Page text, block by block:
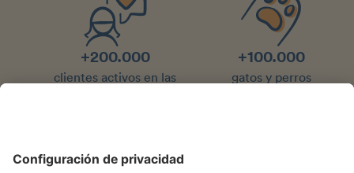
+200.000
clientes activos en las
+100.000
gatos y perros